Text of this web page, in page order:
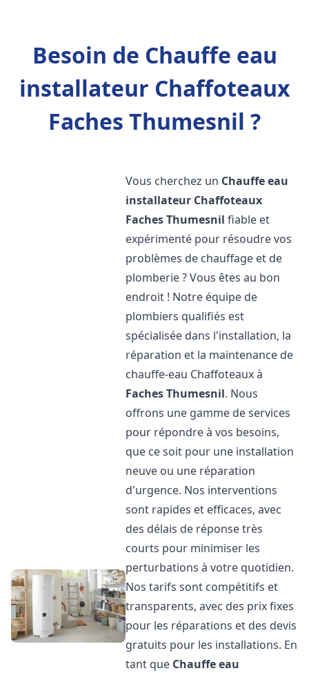
Besoin de Chauffe eau
installateur Chaffoteaux
Faches Thumesnil ?
Vous cherchez un Chauffe eau
installateur Chaffoteaux
Faches Thumesnil fiable et
expérimenté pour résoudre vos
problèmes de chauffage et de
plomberie ? Vous êtes au bon
endroit ! Notre équipe de
plombiers qualifiés est
spécialisée dans l'installation, la
réparation et la maintenance de
chauffe-eau Chaffoteaux à
Faches Thumesnil. Nous
offrons une gamme de services
pour répondre à vos besoins,
que ce soit pour une installation
neuve ou une réparation
d'urgence. Nos interventions
sont rapides et efficaces, avec
des délais de réponse très
courts pour minimiser les
perturbations à votre quotidien.
Nos tarifs sont compétitifs et
transparents, avec des prix fixes
pour les réparations et des devis
gratuits pour les installations. En
tant que Chauffe eau